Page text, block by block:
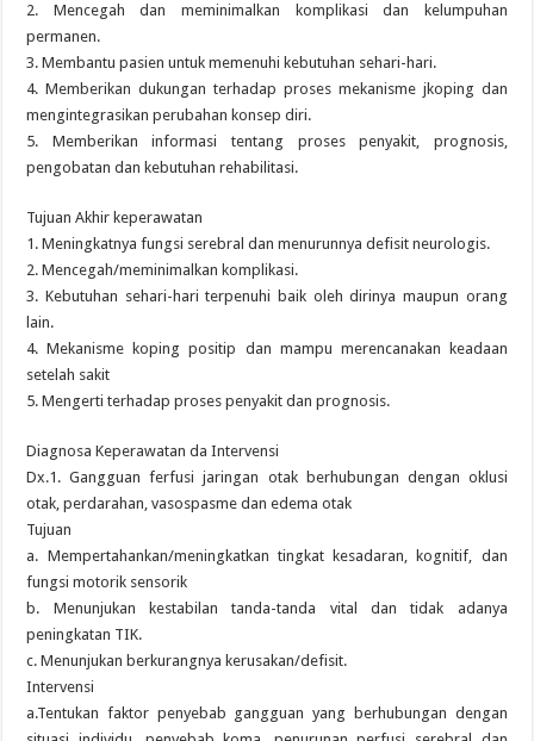
2. Mencegah dan meminimalkan komplikasi dan kelumpuhan
permanen.
3. Membantu pasien untuk memenuhi kebutuhan sehari-hari.
4. Memberikan dukungan terhadap proses mekanisme jkoping dan
mengintegrasikan perubahan konsep diri.
5. Memberikan informasi tentang proses penyakit, prognosis,
pengobatan dan kebutuhan rehabilitasi.
Tujuan Akhir keperawatan
1. Meningkatnya fungsi serebral dan menurunnya defisit neurologis.
2. Mencegah/meminimalkan komplikasi.
3. Kebutuhan sehari-hari terpenuhi baik oleh dirinya maupun orang
lain.
4. Mekanisme koping positip dan mampu merencanakan keadaan
setelah sakit
5. Mengerti terhadap proses penyakit dan prognosis.
Diagnosa Keperawatan da Intervensi
Dx.1. Gangguan ferfusi jaringan otak berhubungan dengan oklusi
otak, perdarahan, vasospasme dan edema otak
Tujuan
a. Mempertahankan/meningkatkan tingkat kesadaran, kognitif, dan
fungsi motorik sensorik
b. Menunjukan kestabilan tanda-tanda vital dan tidak adanya
peningkatan TIK.
c. Menunjukan berkurangnya kerusakan/defisit.
Intervensi
a.Tentukan faktor penyebab gangguan yang berhubungan dengan